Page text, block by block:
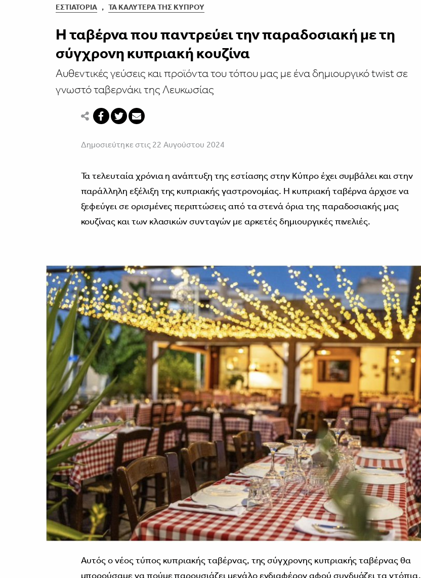
ΕΣΤΙΑΤΌΡΙΑ , ΤΑ ΚΑΛΎΤΕΡΑ ΤΗΣ ΚΎΠΡΟΥ
Η ταβέρνα που παντρεύει την παραδοσιακή με τη
σύγχρονη κυπριακή κουζίνα
Αυθεντικές γεύσεις και προϊόντα του τόπου μας με ένα δημιουργικό twist σε
γνωστό ταβερνάκι της Λευκωσίας
Δημοσιεύτηκε στις 22 Αυγούστου 2024
Τα τελευταία χρόνια η ανάπτυξη της εστίασης στην Κύπρο έχει συμβάλει και στην
παράλληλη εξέλιξη της κυπριακής γαστρονομίας. Η κυπριακή ταβέρνα άρχισε να
ξεφεύγει σε ορισμένες περιπτώσεις από τα στενά όρια της παραδοσιακής μας
κουζίνας και των κλασικών συνταγών με αρκετές δημιουργικές πινελιές.
Αυτός ο νέος τύπος κυπριακής ταβέρνας, της σύγχρονης κυπριακής ταβέρνας θα
μπορούσαμε να πούμε παρουσιάζει μεγάλο ενδιαφέρον αφού συνδυάζει τα ντόπια,